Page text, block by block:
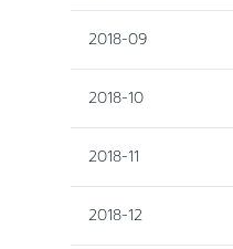
2018-09
2018-10
2018-11
2018-12